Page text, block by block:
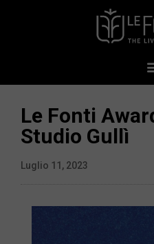
Le Fonti
Studio Gullì
Luglio 11, 2023